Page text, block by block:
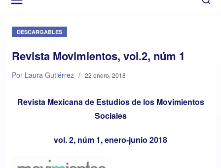
DESCARGABLES
Revista Movimientos, vol.2, núm 1
Por Laura Gutiérrez / 22 enero, 2018
Revista Mexicana de Estudios de los Movimientos
Sociales
vol. 2, núm 1, enero-junio 2018